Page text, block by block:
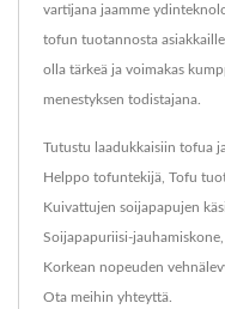
vartijana jaamme
tofun tuotannosta
olla tärkeä ja voimakas
menestyksen todistajana.
Tutustu laadukkaisiin tofua
Helppo tofuntekijä Tofu
Kuivattujen soijapapujen
Soijapapuriisi-jauhamiskone
Korkean nopeuden
Ota meihin yhteyttä